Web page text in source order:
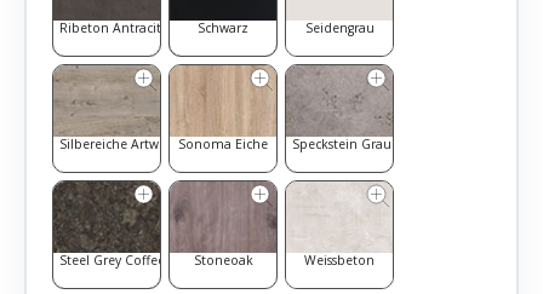
Ribeton Antracite Schwarz Seidengrau
Silbereiche ArtwoodSonoma Eiche Speckstein Grau
Steel Grey Coffee Stoneoak Weissbeton